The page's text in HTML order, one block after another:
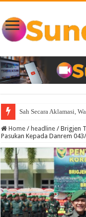
Sah Secara Aklamasi,
Home / headline / Brigjen
Pasukan Kepada Danrem